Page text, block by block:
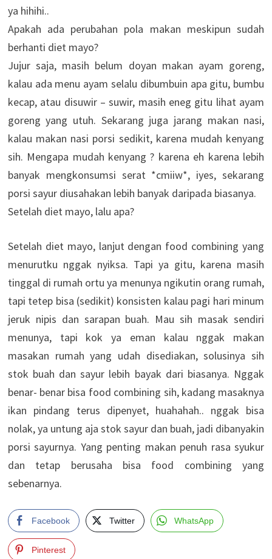
ya hihihi..
Apakah ada perubahan pola makan meskipun sudah
berhanti diet mayo?
Jujur saja, masih belum doyan makan ayam goreng,
kalau ada menu ayam selalu dibumbuin apa gitu, bumbu
kecap, atau disuwir – suwir, masih eneg gitu lihat ayam
goreng yang utuh. Sekarang juga jarang makan nasi,
kalau makan nasi porsi sedikit, karena mudah kenyang
sih. Mengapa mudah kenyang ? karena eh karena lebih
banyak mengkonsumsi serat *cmiiw*, iyes, sekarang
porsi sayur diusahakan lebih banyak daripada biasanya.
Setelah diet mayo, lalu apa?
Setelah diet mayo, lanjut dengan food combining yang
menurutku nggak nyiksa. Tapi ya gitu, karena masih
tinggal di rumah ortu ya menunya ngikutin orang rumah,
tapi tetep bisa (sedikit) konsisten kalau pagi hari minum
jeruk nipis dan sarapan buah. Mau sih masak sendiri
menunya, tapi kok ya eman kalau nggak makan
masakan rumah yang udah disediakan, solusinya sih
stok buah dan sayur lebih bayak dari biasanya. Nggak
benar- benar bisa food combining sih, kadang masaknya
ikan pindang terus dipenyet, huahahah.. nggak bisa
nolak, ya untung aja stok sayur dan buah, jadi dibanyakin
porsi sayurnya. Yang penting makan penuh rasa syukur
dan tetap berusaha bisa food combining yang
sebenarnya.
Facebook Twitter WhatsApp
Pinterest